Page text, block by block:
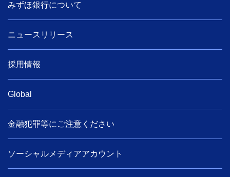
みずほ銀行について
ニュースリリース
採用情報
Global
金融犯罪等にご注意ください
ソーシャルメディアアカウント